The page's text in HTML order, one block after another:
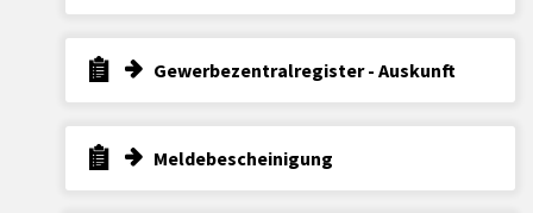
Gewerbezentralregister - Auskunft
Meldebescheinigung